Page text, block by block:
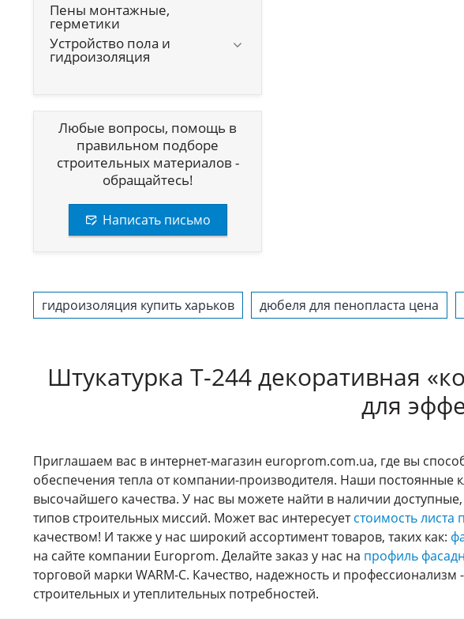
Пены монтажные,
герметики
Устройство пола и
гидроизоляция
Любые вопросы, помощь в
правильном подборе
строительных материалов -
обращайтесь!
Написать письмо
гидроизоляция купить харьков дюбеля для пенопласта цена
Штукатурка T-244 декоративная
для
Приглашаем вас в интернет-магазин europrom.com.ua, где вы
обеспечения тепла от компании-производителя. Наши
высочайшего качества. У нас вы можете найти в наличии
типов строительных миссий. Может вас интересуетстоимость листа
качеством! И также у нас широкий ассортимент товаров, таких как:
на сайте компании Europrom. Делайте заказ у нас на профиль
торговой марки WARM-C. Качество, надежность и
строительных и утеплительных потребностей.